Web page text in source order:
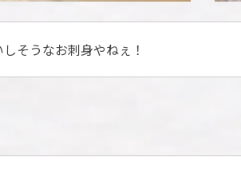
そうなお刺身やねぇ！